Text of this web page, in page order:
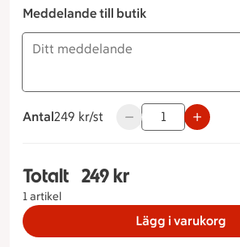
Meddelande till butik
Antal
249 kronor styck
249 kr/st Använd knapparna
Totalt
1 artikel
Totalt 1 stycken
249 kr
Lägg i varukorg